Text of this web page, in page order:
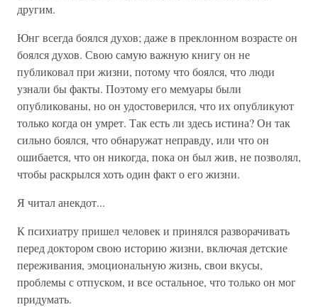
другим.
Юнг всегда боялся духов; даже в преклонном возрасте он
боялся духов. Свою самую важную книгу он не
публиковал при жизни, потому что боялся, что люди
узнали бы факты. Поэтому его мемуары были
опубликованы, но он удостоверился, что их опубликуют
только когда он умрет. Так есть ли здесь истина? Он так
сильно боялся, что обнаружат неправду, или что он
ошибается, что он никогда, пока он был жив, не позволял,
чтобы раскрылся хоть один факт о его жизни.
Я читал анекдот...
К психиатру пришел человек и принялся разворачивать
перед доктором свою историю жизни, включая детские
переживания, эмоциональную жизнь, свои вкусы,
проблемы с отпуском, и все остальное, что только он мог
придумать.